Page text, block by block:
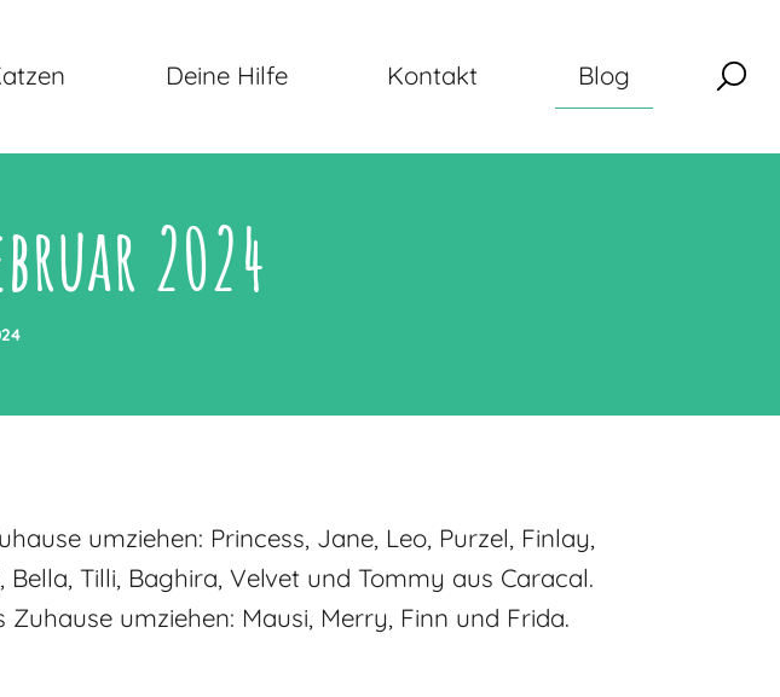
Deine Hilfe Kontakt Blog
2024
umziehen: Princess, Jane, Leo, Purzel, Finlay,
Tilli, Baghira, Velvet und Tommy aus Caracal.
umziehen: Mausi, Merry, Finn und Frida.